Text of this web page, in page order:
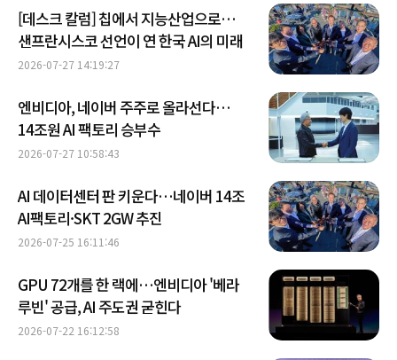
[데스크 칼럼] 칩에서 지능산업으로…
샌프란시스코 선언이 연 한국 AI의 미래
2026-07-27 14:19:27
엔비디아, 네이버 주주로 올라선다…
14조원 AI 팩토리 승부수
2026-07-27 10:58:43
AI 데이터센터 판 키운다…네이버 14조
AI팩토리·SKT 2GW 추진
2026-07-25 16:11:46
GPU 72개를 한 랙에…엔비디아 '베라
루빈' 공급, AI 주도권 굳힌다
2026-07-22 16:12:58